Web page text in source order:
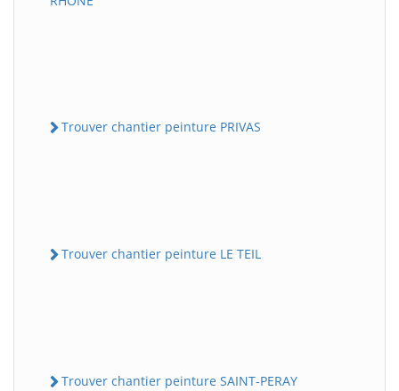
Trouver chantier peinture PRIVAS
Trouver chantier peinture LE TEIL
Trouver chantier peinture SAINT-PERAY